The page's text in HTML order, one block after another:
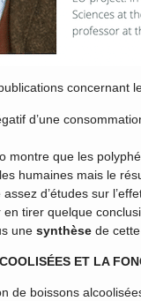
concernant
d’une
montre que les
humaines mais le
assez d’études sur
tirer quelque
une synthèse de
ET LA
de boissons